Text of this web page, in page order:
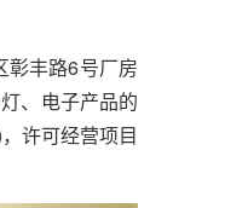
彰丰路6号厂房
、电子产品的
许可经营项目